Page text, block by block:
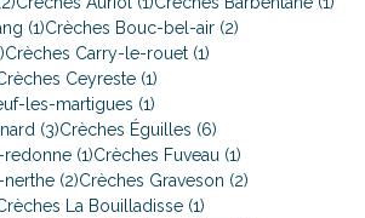
(1)Crèches Bouc-bel-air (2)
Crèches Carry-le-rouet (1)
Ceyreste (1)
les-martigues (1)
(3)Crèches Éguilles (6)
(1)Crèches Fuveau (1)
(2)Crèches Graveson (2)
La Bouilladisse (1)